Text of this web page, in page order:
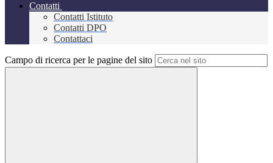
Contatti
Contatti Istituto
Contatti DPO
Contattaci
Campo di ricerca per le pagine del sito